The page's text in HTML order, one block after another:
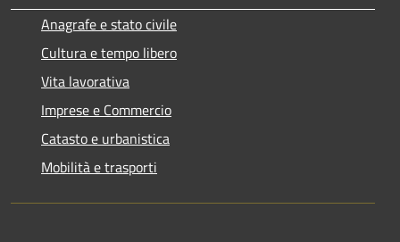
Anagrafe e stato civile
Cultura e tempo libero
Vita lavorativa
Imprese e Commercio
Catasto e urbanistica
Mobilità e trasporti